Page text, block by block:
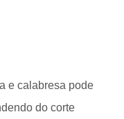
e calabresa pode
do corte